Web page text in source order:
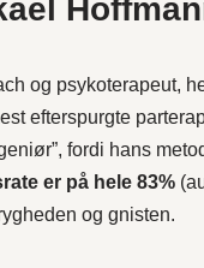
og psykoterapeut,
efterspurgte
fordi hans
er på hele 83%
og gnisten.